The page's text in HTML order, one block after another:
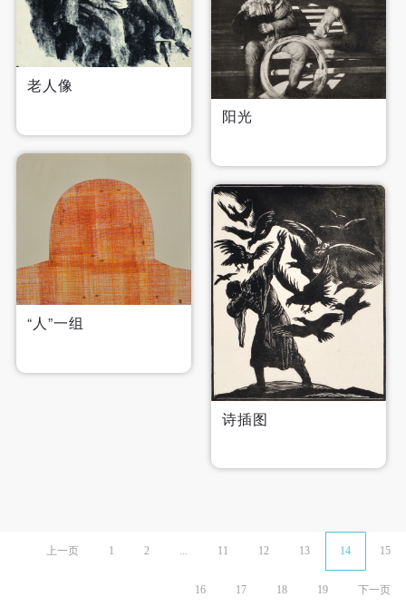
老人像
阳光
“人”一组
诗插图
上一页 1 2 ... 11 12 13 14 15
16 17 18 19 下一页
可使用雅昌艺术网会员账户登录